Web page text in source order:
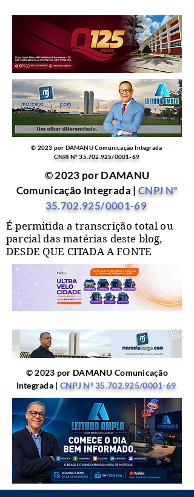
© 2023 por DAMANU Comunicação Integrada
CNPJ Nº35.702.925/0001-69
© 2023 por DAMANU
Comunicação Integrada | CNPJ Nº
35.702.925/0001-69
É permitida a transcrição total ou
parcial das matérias deste blog,
DESDE QUE CITADA A FONTE
© 2023 por DAMANU Comunicação
Integrada | CNPJ Nº35.702.925/0001-69